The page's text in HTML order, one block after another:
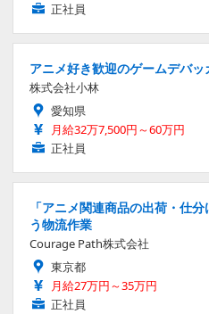
正社員
アニメ好き歓迎のゲームデバ
株式会社小林
愛知県
月給32万7,500円～60万円
正社員
「アニメ関連商品の出荷・仕
う物流作業
Courage Path株式会社
東京都
月給27万円～35万円
正社員